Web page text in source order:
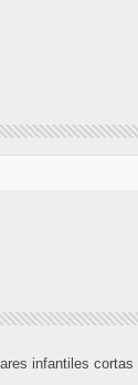
infantiles cortas